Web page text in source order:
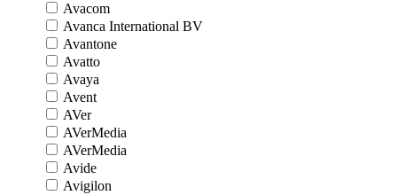
Avacom
Avanca International BV
Avantone
Avatto
Avaya
Avent
AVer
AVerMedia
AVerMedia
Avide
Avigilon